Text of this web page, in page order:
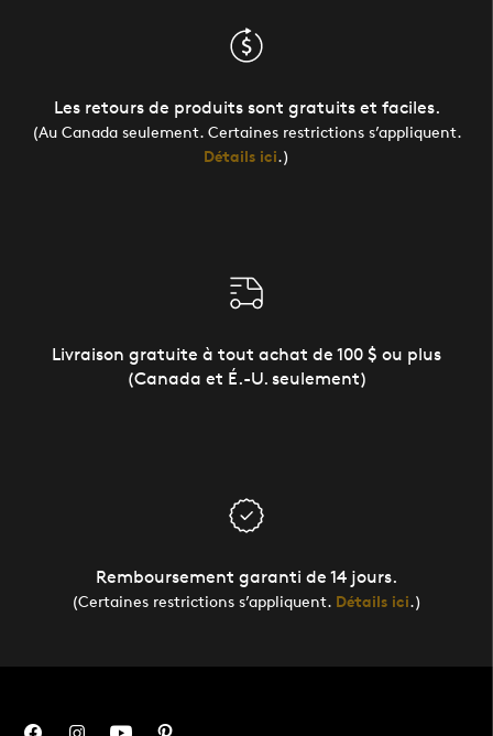
Les retours de produits sont gratuits et faciles.
(Au Canada seulement. Certaines restrictions s’appliquent.
Détails ici.)
Livraison gratuite à tout achat de 100 $ ou plus
(Canada et É.-U. seulement)
Remboursement garanti de 14 jours.
(Certaines restrictions s’appliquent. Détails ici.)